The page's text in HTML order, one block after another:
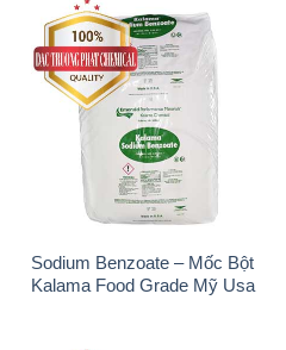
Sodium Benzoate – Mốc Bột
Kalama Food Grade Mỹ Usa